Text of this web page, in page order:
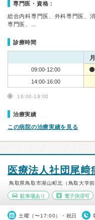
専門医・資格：
総合内科専門医、外科専門医、
専門医、…
診療時間
月
09:00-12:00
14:00-16:00
16:00-19:00
治療実績
この病院の治療実績を見る
医療法人社団尾﨑
鳥取県鳥取市湖山町北（鳥取大学前
駐車場あり 電子決済可
土曜（〜17:00）・祝日